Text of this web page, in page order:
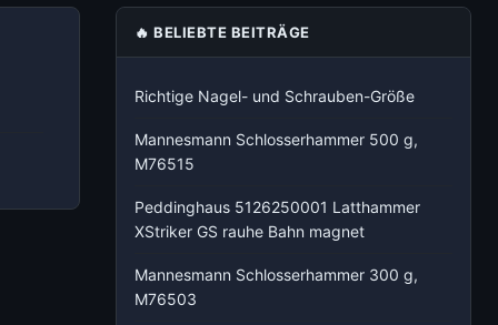
🔥 BELIEBTE BEITRÄGE
Richtige Nagel- und Schrauben-Größe
Mannesmann Schlosserhammer 500 g,
M76515
Peddinghaus 5126250001 Latthammer
XStriker GS rauhe Bahn magnet
Mannesmann Schlosserhammer 300 g,
M76503